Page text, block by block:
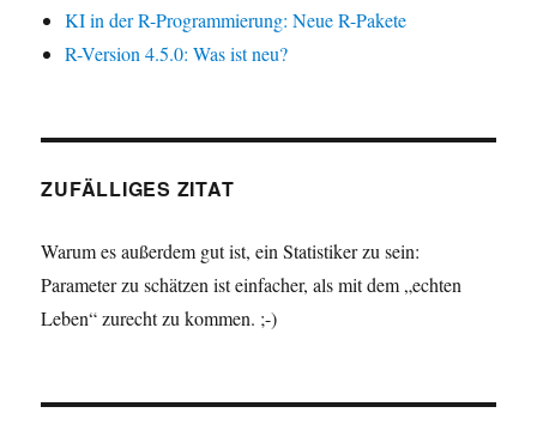
KI in der R-Programmierung: Neue R-Pakete
R-Version 4.5.0: Was ist neu?
ZUFÄLLIGES ZITAT
Warum es außerdem gut ist, ein Statistiker zu sein:
Parameter zu schätzen ist einfacher, als mit dem „echten
Leben“ zurecht zu kommen. ;-)